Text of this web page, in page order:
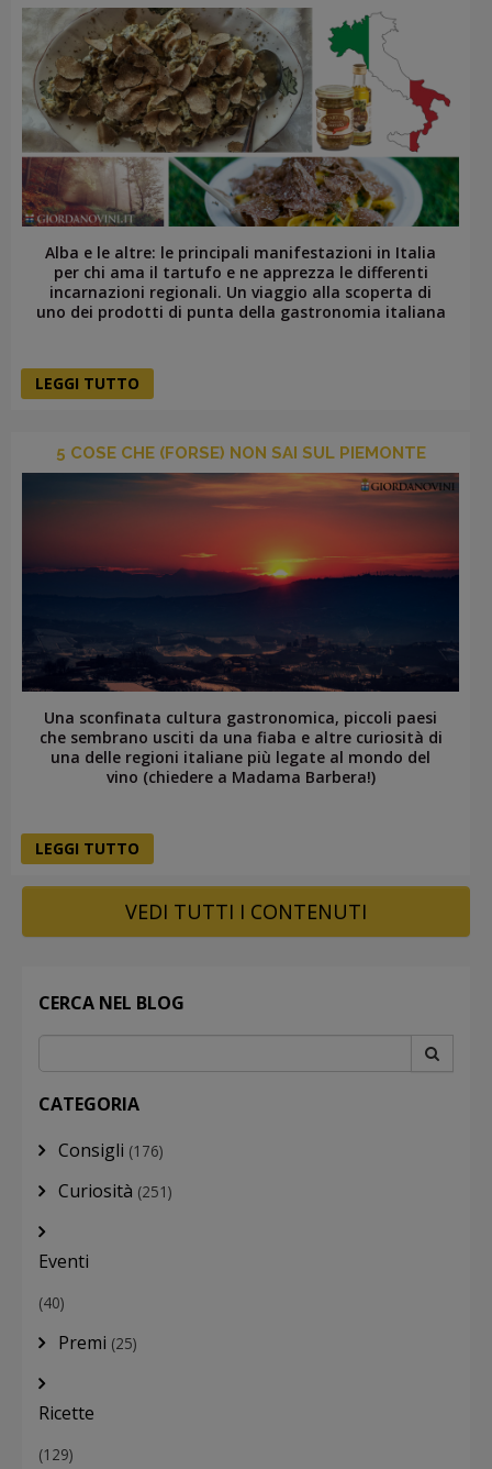
Alba e le altre: le principali manifestazioni in Italia
per chi ama il tartufo e ne apprezza le differenti
incarnazioni regionali. Un viaggio alla scoperta di
uno dei prodotti di punta della gastronomia italiana
LEGGI TUTTO
5 COSE CHE (FORSE) NON SAI SUL PIEMONTE
Una sconfinata cultura gastronomica, piccoli paesi
che sembrano usciti da una fiaba e altre curiosità di
una delle regioni italiane più legate al mondo del
vino (chiedere a Madama Barbera!)
LEGGI TUTTO
VEDI TUTTI I CONTENUTI
CERCA NEL BLOG
CATEGORIA
Consigli (176)
Curiosità (251)
Eventi
(40)
Premi (25)
Ricette
(129)